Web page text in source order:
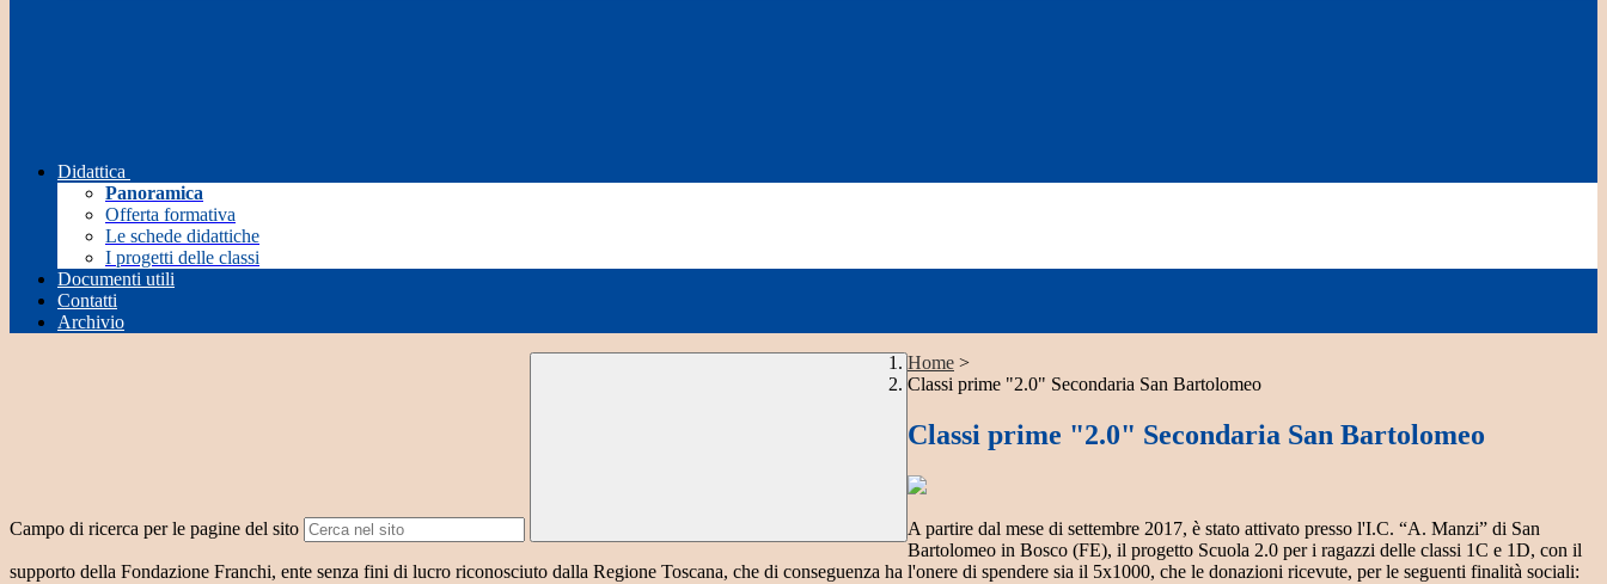
Didattica
Panoramica
Offerta formativa
Le schede didattiche
I progetti delle classi
Documenti utili
Contatti
Archivio
Campo di ricerca per le pagine del sito
Home >
Classi prime "2.0" Secondaria San Bartolomeo
Classi prime "2.0" Secondaria San Bartolomeo
A partire dal mese di settembre 2017, è stato attivato presso l'I.C. “A. Manzi” di San
Bartolomeo in Bosco (FE), il progetto Scuola 2.0 per i ragazzi delle classi 1C e 1D, con il
supporto della Fondazione Franchi, ente senza fini di lucro riconosciuto dalla Regione Toscana, che di conseguenza ha l'onere di spendere sia il 5x1000, che le donazioni ricevute, per le seguenti finalità sociali: